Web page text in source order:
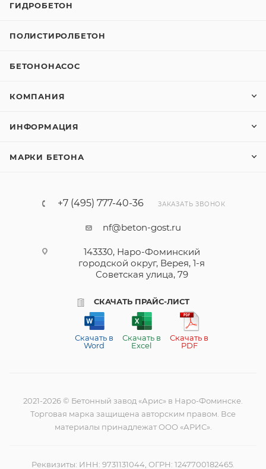
ГИДРОБЕТОН
ПОЛИСТИРОЛБЕТОН
БЕТОНОНАСОС
КОМПАНИЯ
ИНФОРМАЦИЯ
МАРКИ БЕТОНА
+7 (495) 777-40-36 ЗАКАЗАТЬ ЗВОНОК
nf@beton-gost.ru
143330, Наро-Фоминский
городской округ, Верея, 1-я
Советская улица, 79
СКАЧАТЬ ПРАЙС-ЛИСТ
Скачать в
Word
Скачать в
Excel
Скачать в
PDF
2021-2026 © Бетонный завод «Арис» в Наро-Фоминске.
Торговая марка защищена авторским правом. Все
материалы принадлежат ООО «АРИС».
Реквизиты: ИНН: 9731131044, ОГРН: 1247700182465.